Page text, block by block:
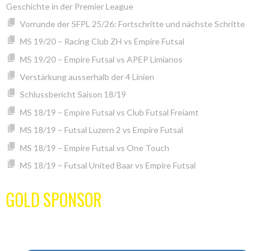
Geschichte in der Premier League
Vorrunde der SFPL 25/26: Fortschritte und nächste Schritte
MS 19/20 – Racing Club ZH vs Empire Futsal
MS 19/20 – Empire Futsal vs APEP Limianos
Verstärkung ausserhalb der 4 Linien
Schlussbericht Saison 18/19
MS 18/19 – Empire Futsal vs Club Futsal Freiamt
MS 18/19 – Futsal Luzern 2 vs Empire Futsal
MS 18/19 – Empire Futsal vs One Touch
MS 18/19 – Futsal United Baar vs Empire Futsal
GOLD SPONSOR